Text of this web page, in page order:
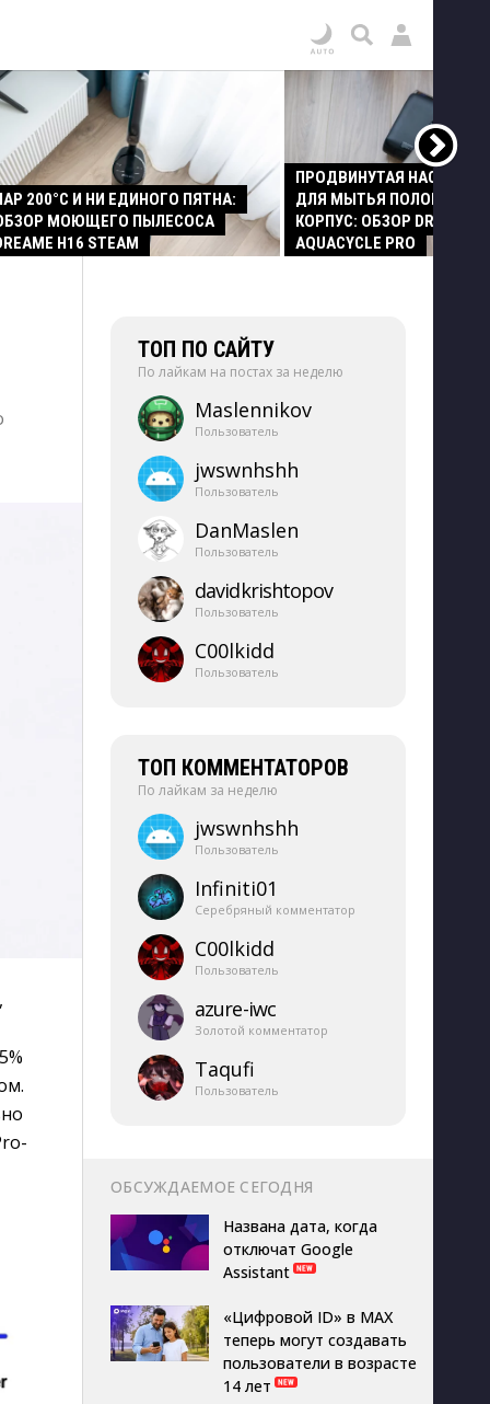
200°C И НИ ЕДИНОГО ПЯТНА:
МОЮЩЕГО ПЫЛЕСОСА
H16 STEAM
ПРОДВИНУТАЯ НАСАДКА
ДЛЯ МЫТЬЯ ПОЛОВ И
КОРПУС: ОБЗОР DREAME
AQUACYCLE PRO
ТОП ПО САЙТУ
По лайкам на постах за неделю
Maslennikov
Пользователь
jwswnhshh
Пользователь
DanMaslen
Пользователь
davidkrishtopov
Пользователь
C00lkidd
Пользователь
ТОП КОММЕНТАТОРОВ
По лайкам за неделю
jwswnhshh
Пользователь
Infiniti01
Серебряный комментатор
C00lkidd
Пользователь
azure-​iwc
Золотой комментатор
Taqufi
Пользователь
ОБСУЖДАЕМОЕ СЕГОДНЯ
Названа дата, когда
отключат Google
Assistant
«Цифровой ID» в MAX
теперь могут создавать
пользователи в возрасте
14 лет